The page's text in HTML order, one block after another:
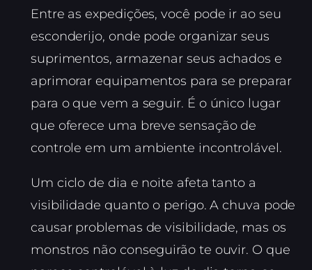
Entre as expedições, você pode ir ao seu
esconderijo, onde pode organizar seus
suprimentos, armazenar seus achados e
aprimorar equipamentos para se preparar
para o que vem a seguir. É o único lugar
que oferece uma breve sensação de
controle em um ambiente incontrolável.
Um ciclo de dia e noite afeta tanto a
visibilidade quanto o perigo. A chuva pode
causar problemas de visibilidade, mas os
monstros não conseguirão te ouvir. O que